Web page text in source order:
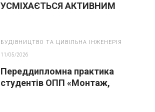
УСМІХАЄТЬСЯ АКТИВНИМ
БУДІВНИЦТВО ТА ЦИВІЛЬНА ІНЖЕНЕРІЯ
11/05/2026
Переддипломна практика
студентів ОПП «Монтаж,